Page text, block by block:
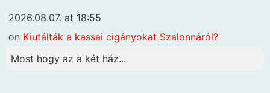
2026.08.07. at 18:55
on Kiutálták a kassai cigányokat Szalonnáról?
Most hogy az a két ház...